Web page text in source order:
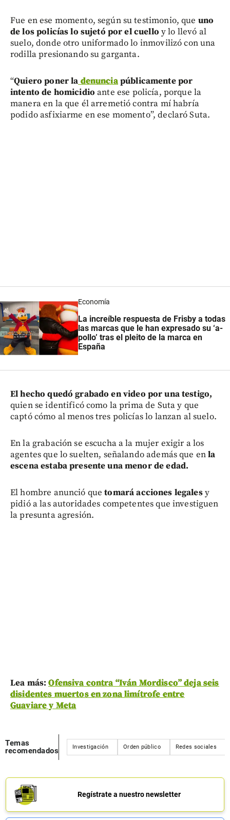
Fue en ese momento, según su testimonio, que uno
de los policías lo sujetó por el cuello y lo llevó al
suelo, donde otro uniformado lo inmovilizó con una
rodilla presionando su garganta.
“Quiero poner la denunciapúblicamente por
intento de homicidio ante ese policía, porque la
manera en la que él arremetió contra mí habría
podido asfixiarme en ese momento”, declaró Suta.
Economía
La increíble respuesta de Frisby a todas
las marcas que le han expresado su ‘a-
pollo’ tras el pleito de la marca en
España
El hecho quedó grabado en video por una testigo,
quien se identificó como la prima de Suta y que
captó cómo al menos tres policías lo lanzan al suelo.
En la grabación se escucha a la mujer exigir a los
agentes que lo suelten, señalando además que enla
escena estaba presente una menor de edad.
El hombre anunció que tomará acciones legalesy
pidió a las autoridades competentes que investiguen
la presunta agresión.
Lea más:Ofensiva contra “Iván Mordisco” deja seis
disidentes muertos en zona limítrofe entre
Guaviare y Meta
Temas
recomendados
Investigación Orden público Redes sociales
Regístrate a nuestro newsletter